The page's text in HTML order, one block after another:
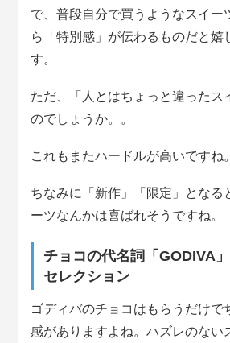
で、普段自分で買うようなスイー
ら「特別感」が伝わるものだと嬉
す。
ただ、「人とはちょっと違ったス
のでしょうか。。
これもまたハードルが高いですね。
ちなみに「新作」「限定」となる
ーツなんかは喜ばれそうですね。
チョコの代名詞「GODIVA
セレクション
ゴディバのチョコはもらうだけで
感がありますよね。ハズレのない